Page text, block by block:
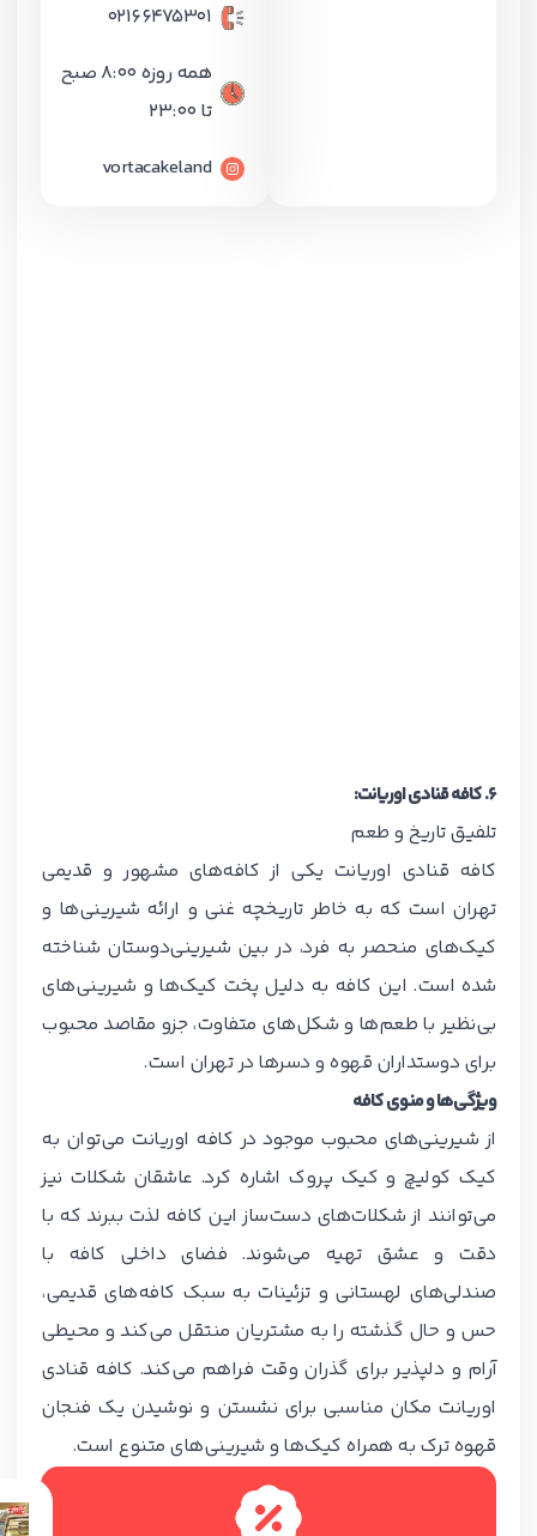
02166475301
همه روزه ۸:۰۰ صبح
تا 23:۰۰
vortacakeland
۶. کافه قنادی اوریانت:
تلفیق تاریخ و طعم
کافه قنادی اوریانت یکی از کافه‌های مشهور و قدیمی
تهران است که به خاطر تاریخچه غنی و ارائه شیرینی‌ها و
کیک‌های منحصر به فرد، در بین شیرینی‌دوستان شناخته
شده است. این کافه به دلیل پخت کیک‌ها و شیرینی‌های
بی‌نظیر با طعم‌ها و شکل‌های متفاوت، جزو مقاصد محبوب
برای دوستداران قهوه و دسرها در تهران است.
ویژگی‌ها و منوی کافه
از شیرینی‌های محبوب موجود در کافه اوریانت می‌توان به
کیک کولیچ و کیک پروک اشاره کرد. عاشقان شکلات نیز
می‌توانند از شکلات‌های دست‌ساز این کافه لذت ببرند که با
دقت و عشق تهیه می‌شوند. فضای داخلی کافه با
صندلی‌های لهستانی و تزئینات به سبک کافه‌های قدیمی،
حس و حال گذشته را به مشتریان منتقل می‌کند و محیطی
آرام و دلپذیر برای گذران وقت فراهم می‌کند. کافه قنادی
اوریانت مکان مناسبی برای نشستن و نوشیدن یک فنجان
قهوه ترک به همراه کیک‌ها و شیرینی‌های متنوع است.